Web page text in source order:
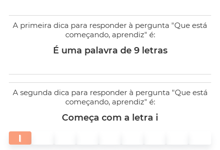
A primeira dica para responder à pergunta "Que está
começando, aprendiz" é:
É uma palavra de 9 letras
A segunda dica para responder à pergunta "Que está
começando, aprendiz" é:
Começa com a letra i
I